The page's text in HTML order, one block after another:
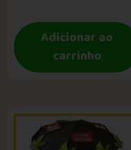
Adicionar ao
carrinho